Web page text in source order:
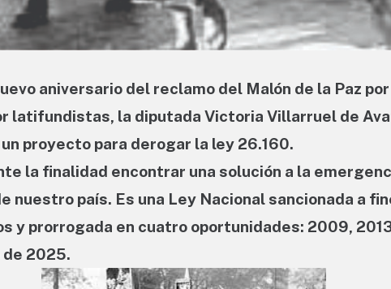
aniversario del reclamo del Malón de la Paz
latifundistas, la diputada Victoria Villarruel de
proyecto para derogar la ley 26.160.
la finalidad encontrar una solución a la
nuestro país. Es una Ley Nacional sancionada a
y prorrogada en cuatro oportunidades: 2009,
2025.